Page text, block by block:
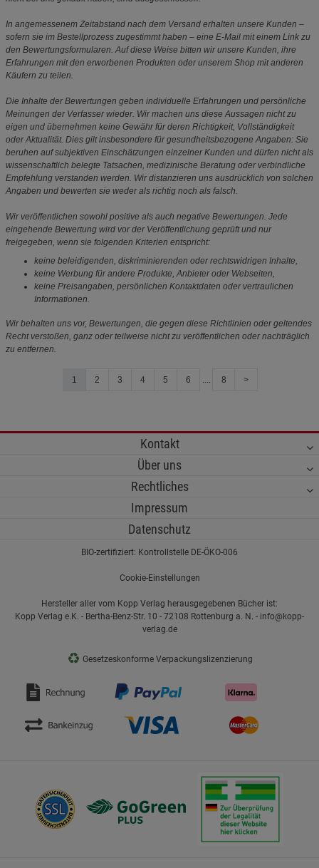
In angemessenem Zeitabstand nach dem Versand erhalten unsere Kunden –
sofern sie im Bestellprozess zugestimmt haben – eine E-Mail mit einem Link zu
den Bewertungsformularen. Auf diese Weise bitten wir unsere Kunden, ihre
Erfahrungen mit den erworbenen Produkten oder unserem Shop mit anderen
Käufern zu teilen.
Die Inhalte der Bewertungen geben individuelle Erfahrungen und persönliche
Meinungen der Verfasser wieder. Wir machen uns diese Aussagen nicht zu
eigen und übernehmen keine Gewähr für deren Richtigkeit, Vollständigkeit
oder Aktualität. Dies gilt insbesondere für gesundheitsbezogene Angaben: Sie
beruhen auf subjektiven Einschätzungen einzelner Kunden und dürfen nicht als
wissenschaftlich belegte Tatsachen, medizinische Beratung oder verbindliche
Empfehlung verstanden werden. Wir distanzieren uns ausdrücklich von solchen
Angaben und bewerten sie weder als richtig noch als falsch.
Wir veröffentlichen sowohl positive als auch negative Bewertungen. Jede
eingehende Bewertung wird vor der Veröffentlichung geprüft und nur
freigegeben, wenn sie folgenden Kriterien entspricht:
keine beleidigenden, diskriminierenden oder rechtswidrigen Inhalte,
keine Werbung für andere Produkte, Anbieter oder Webseiten,
keine Preisangaben, persönlichen Kontaktdaten oder vertraulichen
Informationen.
Wir behalten uns vor, Bewertungen, die gegen diese Richtlinien oder geltendes
Recht verstoßen, ganz oder teilweise nicht zu veröffentlichen oder nachträglich
zu entfernen.
1 2 3 4 5 6 .... 8 >
Kontakt
Über uns
Rechtliches
Impressum
Datenschutz
BIO-zertifiziert: Kontrollstelle DE-ÖKO-006
Cookie-Einstellungen
Hersteller aller vom Kopp Verlag herausgegebenen Bücher ist:
Kopp Verlag e.K. - Bertha-Benz-Str. 10 - 72108 Rottenburg a. N. - info@kopp-
verlag.de
♻ Gesetzeskonforme Verpackungslizenzierung